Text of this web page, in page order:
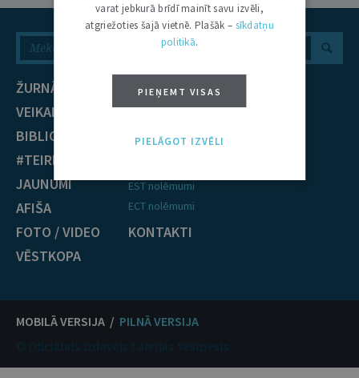
ŽURNĀLS
VEIKALS
BIBLIOTĒKA
#TEIRDARBS
JAUNUMI
AFIŠA
FOTO / VIDEO
VĒSTKOPA
NOZARES
Krimināltiesības
EST nolēmumi
ECT nolēmumi
KONTAKTI
MOBILĀ VERSIJA / PILNĀ VERSIJA
© Oficiālais izdevējs Latvijas Vēstnesis
varat jebkurā brīdī mainīt savu izvēli,
atgriežoties šajā vietnē. Plašāk – sīkdatņu
politikā.
PIEŅEMT VISAS
PIELĀGOT IZVĒLI